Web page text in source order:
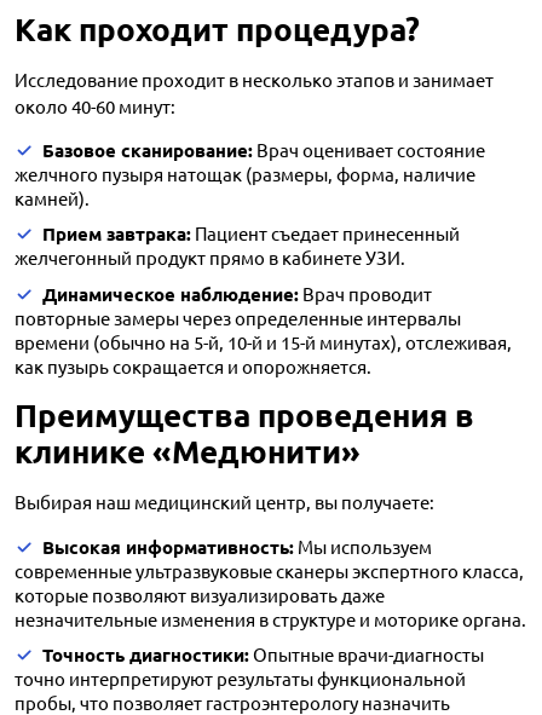
Как проходит процедура?
Исследование проходит в несколько этапов и занимает
около 40-60 минут:
Базовое сканирование: Врач оценивает состояние
желчного пузыря натощак (размеры, форма, наличие
камней).
Прием завтрака: Пациент съедает принесенный
желчегонный продукт прямо в кабинете УЗИ.
Динамическое наблюдение: Врач проводит
повторные замеры через определенные интервалы
времени (обычно на 5-й, 10-й и 15-й минутах), отслеживая,
как пузырь сокращается и опорожняется.
Преимущества проведения в
клинике «Медюнити»
Выбирая наш медицинский центр, вы получаете:
Высокая информативность: Мы используем
современные ультразвуковые сканеры экспертного класса,
которые позволяют визуализировать даже
незначительные изменения в структуре и моторике органа.
Точность диагностики:Опытные врачи-диагносты
точно интерпретируют результаты функциональной
пробы, что позволяет гастроэнтерологу назначить